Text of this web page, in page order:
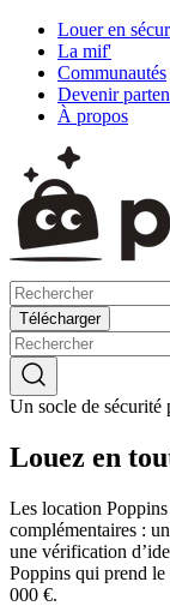
Louer en
La mif'
Communautés
Devenir
À propos
Télécharger
Un socle de sécurité
Louez en
Les location Poppins
complémentaires :
une vérification
Poppins qui prend
000 €.